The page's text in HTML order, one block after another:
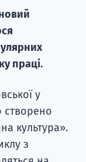
праці.
у
створено
культура».
з